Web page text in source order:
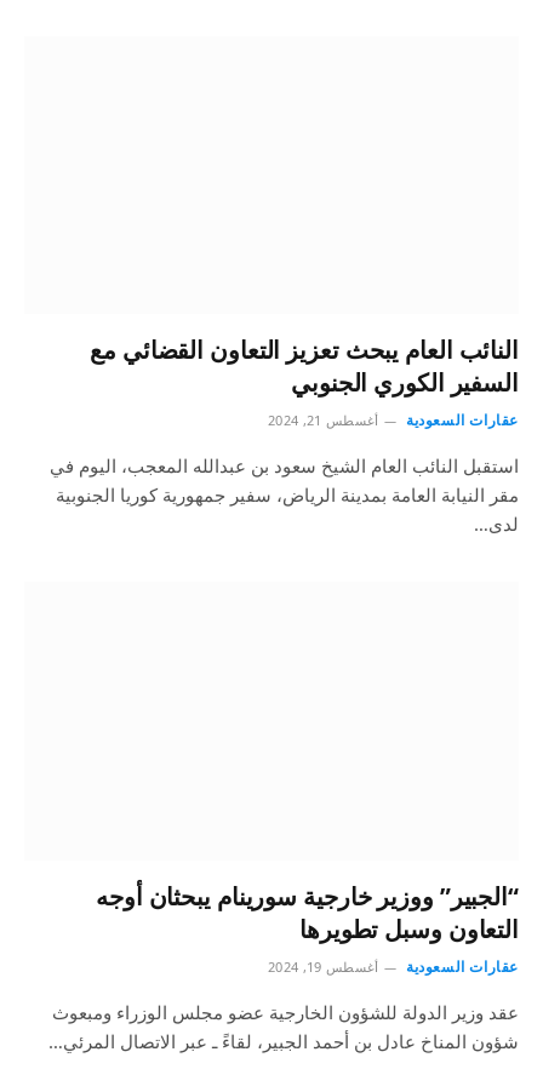
النائب العام يبحث تعزيز التعاون القضائي مع
السفير الكوري الجنوبي
عقارات السعودية أغسطس 21, 2024
استقبل النائب العام الشيخ سعود بن عبدالله المعجب، اليوم في
مقر النيابة العامة بمدينة الرياض، سفير جمهورية كوريا الجنوبية
لدى…
“الجبير” ووزير خارجية سورينام يبحثان أوجه
التعاون وسبل تطويرها
عقارات السعودية أغسطس 19, 2024
عقد وزير الدولة للشؤون الخارجية عضو مجلس الوزراء ومبعوث
شؤون المناخ عادل بن أحمد الجبير، لقاءً ـ عبر الاتصال المرئي…